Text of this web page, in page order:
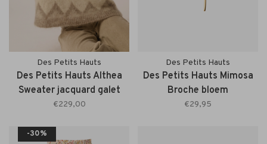
Des Petits Hauts
Des Petits Hauts Althea
Sweater jacquard galet
€229,00
Des Petits Hauts
Des Petits Hauts Mimosa
Broche bloem
€29,95
-30%